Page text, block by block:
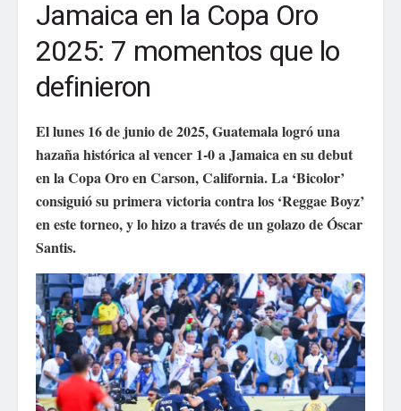
Jamaica en la Copa Oro
2025: 7 momentos que lo
definieron
El lunes 16 de junio de 2025, Guatemala logró una
hazaña histórica al vencer 1‑0 a Jamaica en su debut
en la Copa Oro en Carson, California. La ‘Bicolor’
consiguió su primera victoria contra los ‘Reggae Boyz’
en este torneo, y lo hizo a través de un golazo de Óscar
Santis.